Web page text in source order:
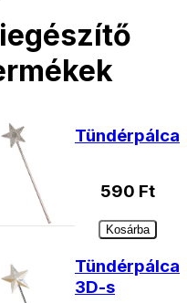
Tündérpálca
590 Ft
Kosárba
Tündérpálca
3D-s